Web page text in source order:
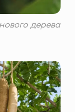
дерева